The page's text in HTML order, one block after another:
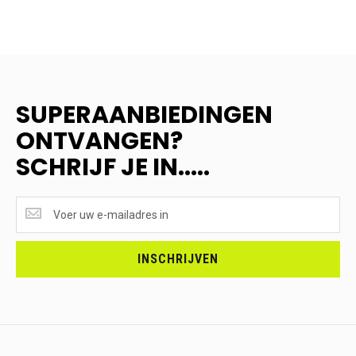
SUPERAANBIEDINGEN
ONTVANGEN?
SCHRIJF JE IN.....
ONTVANGEN?
<br>SCHRIJF
INSCHRIJVEN